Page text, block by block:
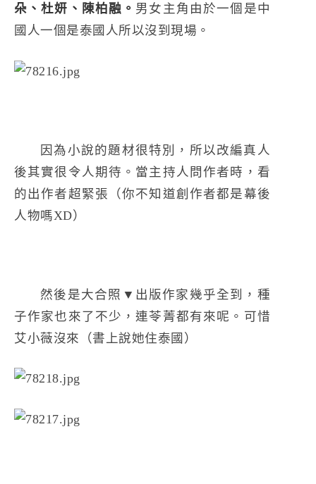
朵、杜妍、陳柏融。 男女主角由於一個是中
國人一個是泰國人所以沒到現場。
因為小說的題材很特別，所以改編真人
後其實很令人期待。當主持人問作者時，看
的出作者超緊張（你不知道創作者都是幕後
人物嗎XD）
然後是大合照▼出版作家幾乎全到，種
子作家也來了不少，連苓菁都有來呢。可惜
艾小薇沒來（書上說她住泰國）